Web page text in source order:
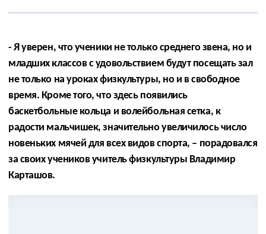
- Я уверен, что ученики не только среднего звена, но и
младших классов с удовольствием будут посещать зал
не только на уроках физкультуры, но и в свободное
время. Кроме того, что здесь появились
баскетбольные кольца и волейбольная сетка, к
радости мальчишек, значительно увеличилось число
новеньких мячей для всех видов спорта, – порадовался
за своих учеников учитель физкультуры Владимир
Карташов.